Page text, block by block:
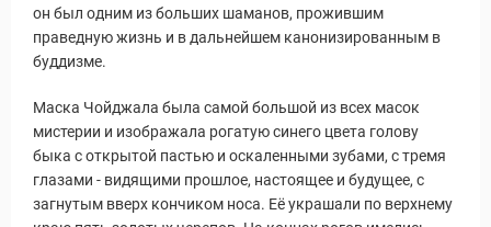
он был одним из больших шаманов, прожившим
праведную жизнь и в дальнейшем канонизированным в
буддизме.
Маска Чойджала была самой большой из всех масок
мистерии и изображала рогатую синего цвета голову
быка с открытой пастью и оскаленными зубами, с тремя
глазами - видящими прошлое, настоящее и будущее, с
загнутым вверх кончиком носа. Её украшали по верхнему